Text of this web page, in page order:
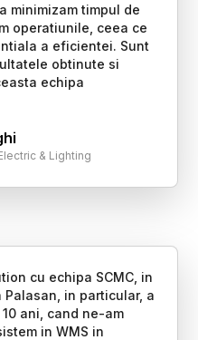
minimizam timpul de
operatiunile, ceea ce
a eficientei. Sunt
obtinute si
echipa
& Lighting
cu echipa SCMC, in
in particular, a
ani, cand ne-am
in WMS in